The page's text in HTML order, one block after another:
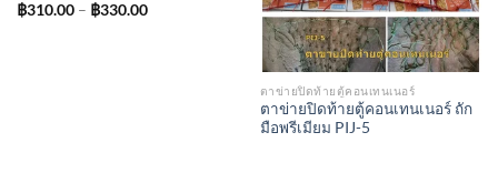
฿310.00– ฿330.00
ตาข่ายปิดท้ายตู้คอนเทนเนอร์
ตาข่ายปิดท้ายตู้คอนเทนเนอร์ ถัก
มือพรีเมียม PIJ-5